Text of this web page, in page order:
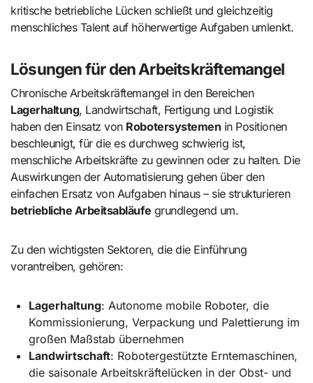
kritische betriebliche Lücken schließt und gleichzeitig
menschliches Talent auf höherwertige Aufgaben umlenkt.
Lösungen für den Arbeitskräftemangel
Chronische Arbeitskräftemangel in den Bereichen
Lagerhaltung, Landwirtschaft, Fertigung und Logistik
haben den Einsatz von Robotersystemen in Positionen
beschleunigt, für die es durchweg schwierig ist,
menschliche Arbeitskräfte zu gewinnen oder zu halten. Die
Auswirkungen der Automatisierung gehen über den
einfachen Ersatz von Aufgaben hinaus – sie strukturieren
betriebliche Arbeitsabläufe grundlegend um.
Zu den wichtigsten Sektoren, die die Einführung
vorantreiben, gehören:
Lagerhaltung: Autonome mobile Roboter, die
Kommissionierung, Verpackung und Palettierung im
großen Maßstab übernehmen
Landwirtschaft: Robotergestützte Erntemaschinen,
die saisonale Arbeitskräftelücken in der Obst- und